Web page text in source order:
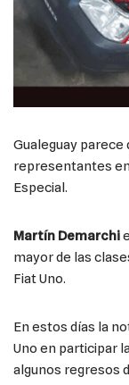
Gualeguay
representantes
Especial.
Martín Demarchi
mayor de las
Fiat Uno.
En estos días la
Uno en participar
algunos regresos